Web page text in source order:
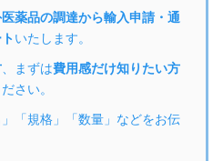
薬品の調達から輸入申請・通
いたします。
、まずは費用感だけ知りたい方
さい。
「規格」「数量」などをお伝